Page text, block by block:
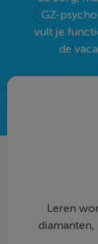
GZ-
vult je
de
Leren